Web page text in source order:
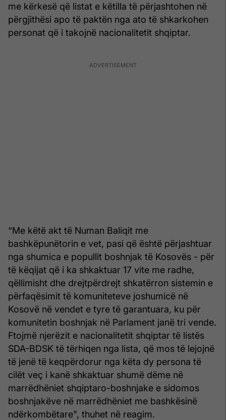
me kërkesë që listat e këtilla të përjashtohen në
përgjithësi apo të paktën nga ato të shkarkohen
personat që i takojnë nacionalitetit shqiptar.
“Me këtë akt të Numan Baliqit me
bashkëpunëtorin e vet, pasi që është përjashtuar
nga shumica e popullit boshnjak të Kosovës - për
të këqijat që i ka shkaktuar 17 vite me radhe,
qëllimisht dhe drejtpërdrejt shkatërron sistemin e
përfaqësimit të komuniteteve joshumicë në
Kosovë në vendet e tyre të garantuara, ku për
komunitetin boshnjak në Parlament janë tri vende.
Ftojmë njerëzit e nacionalitetit shqiptar të listës
SDA-BDSK të tërhiqen nga lista, që mos të lejojnë
të jenë të keqpërdorur nga këta dy persona të
cilët veç i kanë shkaktuar shumë dëme në
marrëdhëniet shqiptaro-boshnjake e sidomos
boshnjakëve në marrëdhëniet me bashkësinë
ndërkombëtare", thuhet në reagim.